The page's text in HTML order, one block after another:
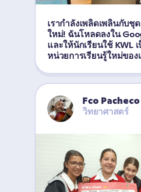
เรากำลังเพลิดเพลินกับชุ
ใหม่! ฉันโหลดลงใน
และให้นักเรียนใช้ KWL
หน่วยการเรียนรู้ใหม่ของ
Fco Pacheco
วิทยาศาสตร์